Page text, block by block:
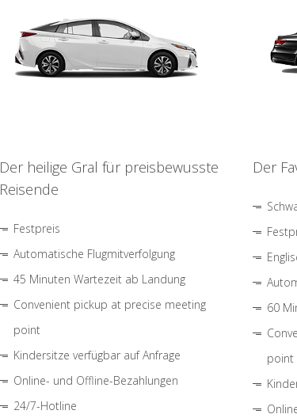
Der heilige Gral für preisbewusste
Reisende
Festpreis
Automatische Flugmitverfolgung
45 Minuten Wartezeit ab Landung
Convenient pickup at precise meeting
point
Kindersitze verfügbar auf Anfrage
Online- und Offline-Bezahlungen
24/7-Hotline
Der
60
point